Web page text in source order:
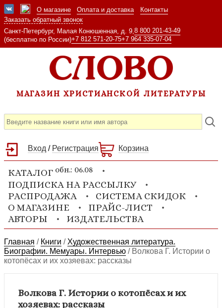
О магазине Оплата и доставка
Контакты
Заказать обратный звонок
Санкт-Петербург, Малая Конюшенная, д. 9, 8 800 201-43-49
(бесплатно по России)+7 812 571-20-75+7 964 335-07-04
МАГАЗИН ХРИСТИАНСКОЙ ЛИТЕРАТУРЫ
Вход / Регистрация Корзина
КАТАЛОГ обн.: 06.08
ПОДПИСКА НА РАССЫЛКУ
РАСПРОДАЖА
СИСТЕМА СКИДОК
О МАГАЗИНЕ
ПРАЙС-ЛИСТ
АВТОРЫ
ИЗДАТЕЛЬСТВА
Главная / Книги / Художественная литература.
Биографии. Мемуары. Интервью / Волкова Г. Истории о
котопёсах и их хозяевах: рассказы
Волкова Г. Истории о котопёсах и их
хозяевах: рассказы